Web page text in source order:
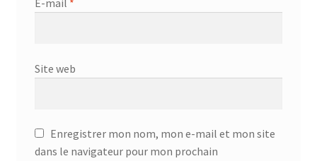
E-mail *
Site web
Enregistrer mon nom, mon e-mail et mon site
dans le navigateur pour mon prochain